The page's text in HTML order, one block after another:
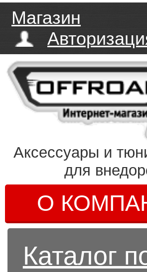
Магазин
Аксессуары и
для
О
Каталог